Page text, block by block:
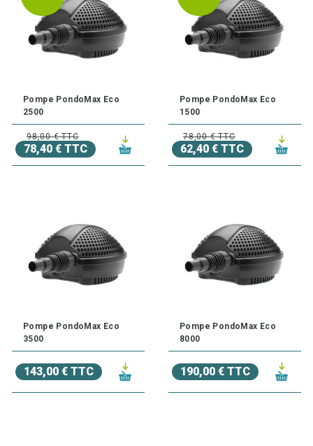
Pompe PondoMax Eco
2500
98,00 € TTC
78,40 € TTC
Pompe PondoMax Eco
1500
78,00 € TTC
62,40 € TTC
Pompe PondoMax Eco
3500
143,00 € TTC
Pompe PondoMax Eco
8000
190,00 € TTC